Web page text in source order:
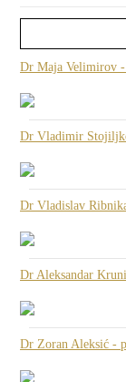
Dr Maja Velimirov
Dr Vladimir
Dr Vladislav
Dr Aleksandar
Dr Zoran Aleksić -